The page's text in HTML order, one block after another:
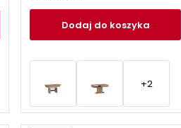
Dodaj do koszyka
+2